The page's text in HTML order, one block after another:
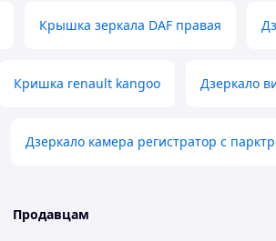
Крышка зеркала DAF правая
Кришка renault kangoo Дзеркало
Дзеркало камера регистратор с
Продавцам